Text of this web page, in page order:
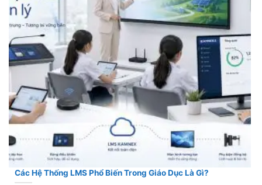
Các Hệ Thống LMS Phổ Biến Trong Giáo Dục Là Gì?